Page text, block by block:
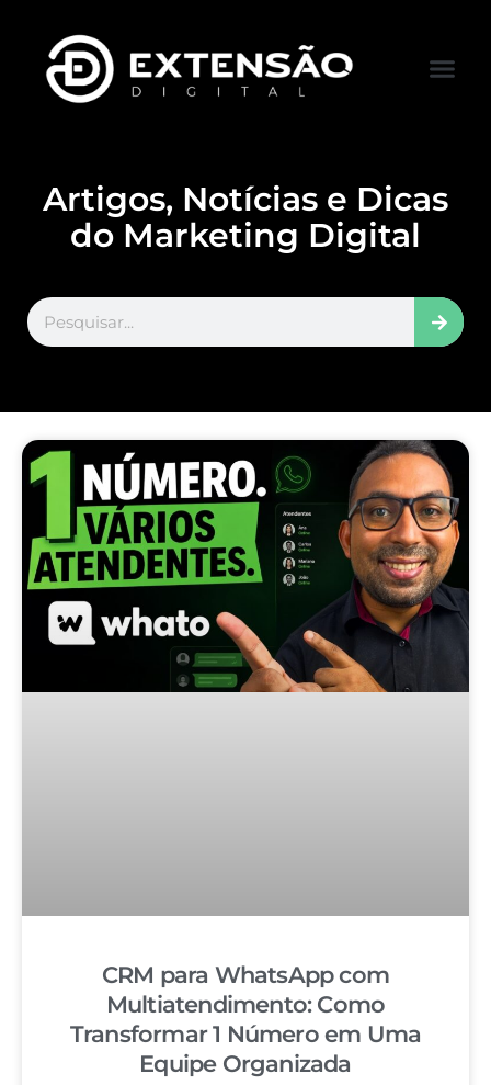
Artigos, Notícias e Dicas
do Marketing Digital
CRM para WhatsApp com
Multiatendimento: Como
Transformar 1 Número em Uma
Equipe Organizada